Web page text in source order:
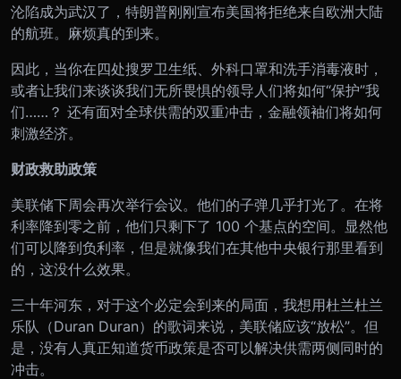
沦陷成为武汉了，特朗普刚刚宣布美国将拒绝来自欧洲大陆
的航班。麻烦真的到来。
因此，当你在四处搜罗卫生纸、外科口罩和洗手消毒液时，
或者让我们来谈谈我们无所畏惧的领导人们将如何“保护”我
们……？ 还有面对全球供需的双重冲击，金融领袖们将如何
刺激经济。
财政救助政策
美联储下周会再次举行会议。他们的子弹几乎打光了。在将
利率降到零之前，他们只剩下了 100 个基点的空间。显然他
们可以降到负利率，但是就像我们在其他中央银行那里看到
的，这没什么效果。
三十年河东，对于这个必定会到来的局面，我想用杜兰杜兰
乐队（Duran Duran）的歌词来说，美联储应该“放松”。但
是，没有人真正知道货币政策是否可以解决供需两侧同时的
冲击。